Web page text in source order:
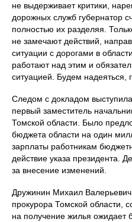
не выдерживает критики,
дорожных служб губернатор
полностью их разделяя.
не замечают действий,
ситуации с дорогами в
работают над этим и
ситуацией. Будем надеяться,
Следом с докладом
первый заместитель
Томской области. Было
бюджета области на один
зарплаты работникам
действие указа президента.
за внесение изменений.
Дружинин Михаил
прокурора Томской области,
на получение жилья ожидает